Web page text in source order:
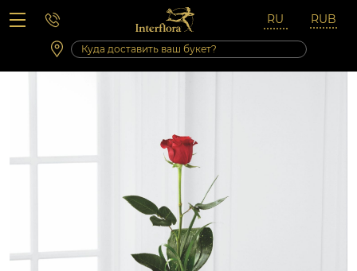
Вопросы-ответы
Сб 10:00 ‐ 14:00
Выходные и праздничные дни